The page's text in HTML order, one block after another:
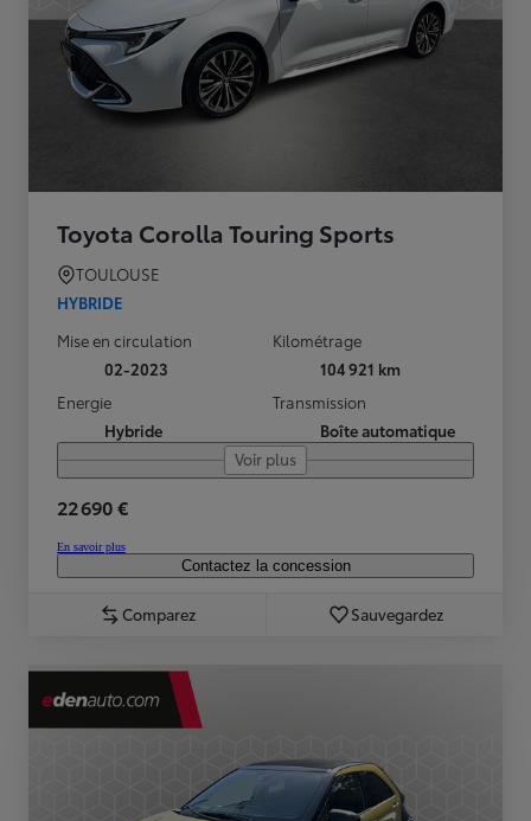
Toyota Corolla Touring Sports
TOULOUSE
HYBRIDE
Mise en circulation
02-2023
Kilométrage
104 921 km
Energie
Hybride
Transmission
Boîte automatique
Voir plus
22 690 €
En savoir plus
Contactez la concession
Comparez Sauvegardez